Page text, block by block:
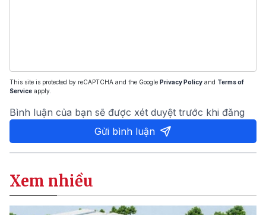
This site is protected by reCAPTCHA and the Google Privacy Policy and Terms of
Service apply.
Bình luận của bạn sẽ được xét duyệt trước khi đăng
Gửi bình luận
Xem nhiều